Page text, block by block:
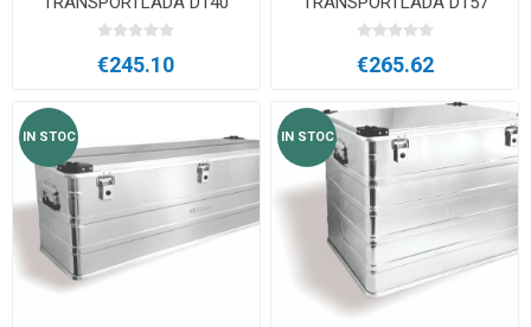
€245.10 €265.62
IN STOC IN STOC